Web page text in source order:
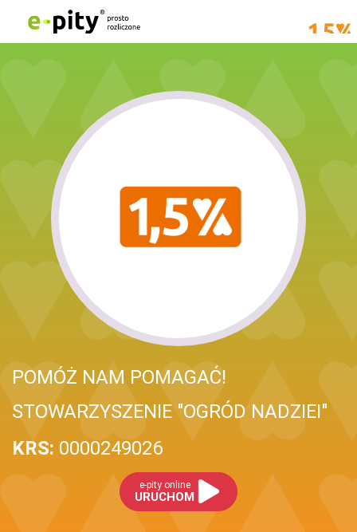
POMÓŻ NAM POMAGAĆ!
STOWARZYSZENIE "OGRÓD NADZIEI"
KRS: 0000249026
e-pity online
URUCHOM